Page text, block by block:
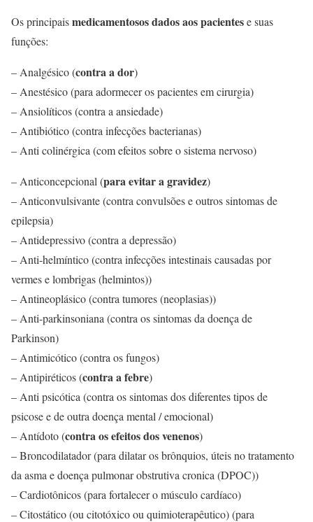
Os principaismedicamentosos dados aos pacientese suas
funções:
– Analgésico (contra a dor)
– Anestésico (para adormecer os pacientes em cirurgia)
– Ansiolíticos (contra a ansiedade)
– Antibiótico (contra infecções bacterianas)
– Anti colinérgica (com efeitos sobre o sistema nervoso)
– Anticoncepcional (para evitar a gravidez)
– Anticonvulsivante (contra convulsões e outros sintomas de
epilepsia)
– Antidepressivo (contra a depressão)
– Anti-helmíntico (contra infecções intestinais causadas por
vermes e lombrigas (helmintos))
– Antineoplásico (contra tumores (neoplasias))
– Anti-parkinsoniana (contra os sintomas da doença de
Parkinson)
– Antimicótico (contra os fungos)
– Antipiréticos (contra a febre)
– Anti psicótica (contra os sintomas dos diferentes tipos de
psicose e de outra doença mental / emocional)
– Antídoto (contra os efeitos dos venenos)
– Broncodilatador (para dilatar os brônquios, úteis no tratamento
da asma e doença pulmonar obstrutiva cronica (DPOC))
– Cardiotônicos (para fortalecer o músculo cardíaco)
– Citostático (ou citotóxico ou quimioterapêutico) (para